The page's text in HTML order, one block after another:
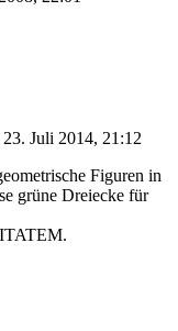
Juli 2014, 21:12
Figuren in
grüne Dreiecke für